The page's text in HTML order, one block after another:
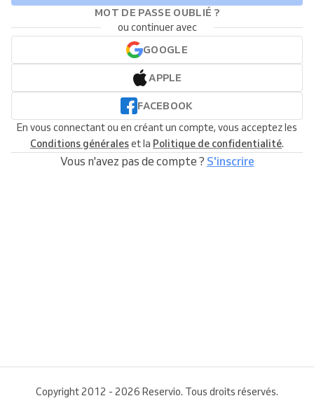
MOT DE PASSE OUBLIÉ ?
ou continuer avec
GOOGLE
APPLE
FACEBOOK
En vous connectant ou en créant un compte, vous acceptez les
Conditions généraleset la Politique de confidentialité.
Vous n'avez pas de compte ? S'inscrire
Copyright 2012 - 2026 Reservio. Tous droits réservés.